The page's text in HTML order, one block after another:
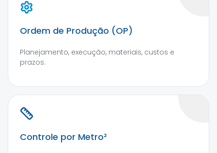
Ordem de Produção (OP)
Planejamento, execução, materiais, custos e
prazos.
Controle por Metro²